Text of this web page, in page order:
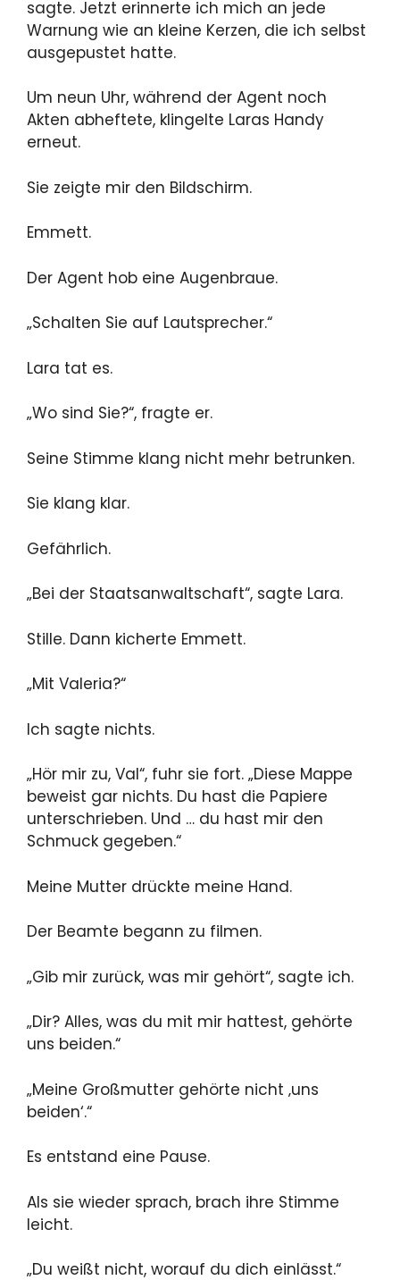
sagte. Jetzt erinnerte ich mich an jede
Warnung wie an kleine Kerzen, die ich selbst
ausgepustet hatte.
Um neun Uhr, während der Agent noch
Akten abheftete, klingelte Laras Handy
erneut.
Sie zeigte mir den Bildschirm.
Emmett.
Der Agent hob eine Augenbraue.
„Schalten Sie auf Lautsprecher.“
Lara tat es.
„Wo sind Sie?“, fragte er.
Seine Stimme klang nicht mehr betrunken.
Sie klang klar.
Gefährlich.
„Bei der Staatsanwaltschaft“, sagte Lara.
Stille. Dann kicherte Emmett.
„Mit Valeria?“
Ich sagte nichts.
„Hör mir zu, Val“, fuhr sie fort. „Diese Mappe
beweist gar nichts. Du hast die Papiere
unterschrieben. Und … du hast mir den
Schmuck gegeben.“
Meine Mutter drückte meine Hand.
Der Beamte begann zu filmen.
„Gib mir zurück, was mir gehört“, sagte ich.
„Dir? Alles, was du mit mir hattest, gehörte
uns beiden.“
„Meine Großmutter gehörte nicht ‚uns
beiden‘.“
Es entstand eine Pause.
Als sie wieder sprach, brach ihre Stimme
leicht.
„Du weißt nicht, worauf du dich einlässt.“